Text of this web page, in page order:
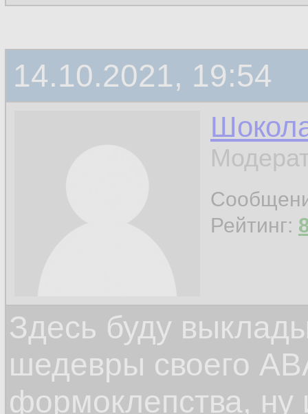
14.10.2021, 19:54
Рейтинг:
Здесь буду
шедевры своего
формоклепства,